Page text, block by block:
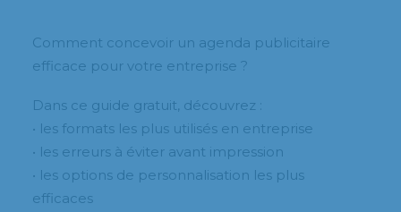
Comment concevoir un agenda publicitaire
efficace pour votre entreprise ?
Dans ce guide gratuit, découvrez :
• les formats les plus utilisés en entreprise
• les erreurs à éviter avant impression
• les options de personnalisation les plus
efficaces